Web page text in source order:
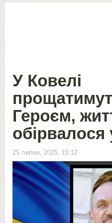
У Ковелі
Героєм,
обірвалося
25 липня, 2025, 10:12